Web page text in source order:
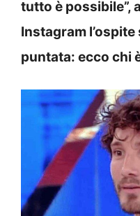
tutto è possibile”,
Instagram
puntata: ecco chi